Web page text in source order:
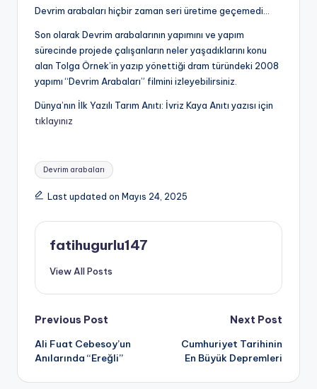
Devrim arabaları hiçbir zaman seri üretime geçemedi…
Son olarak Devrim arabalarının yapımını ve yapım
sürecinde projede çalışanların neler yaşadıklarını konu
alan Tolga Örnek’in yazıp yönettiği dram türündeki 2008
yapımı “Devrim Arabaları” filmini izleyebilirsiniz.
Dünya’nın İlk Yazılı Tarım Anıtı: İvriz Kaya Anıtı yazısı için
tıklayınız
Tags:
Devrim arabaları
Last updated on Mayıs 24, 2025
fatihugurlu147
View All Posts
Post
navigation
Previous Post
Ali Fuat Cebesoy’un
Anılarında “Ereğli”
Next Post
Cumhuriyet Tarihinin
En Büyük Depremleri